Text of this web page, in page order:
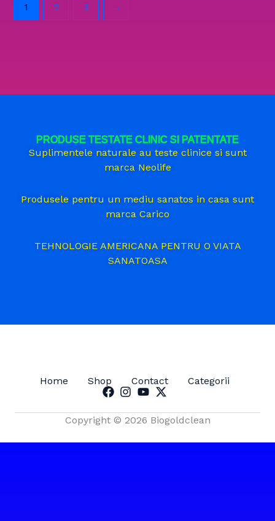
1 2 3 →
PRODUSE TESTATE CLINIC SI PATENTATE
Suplimentele naturale au teste clinice si sunt
marca Neolife
Produsele pentru un mediu sanatos in casa sunt
marca Carico
TEHNOLOGIE AMERICANA PENTRU O VIATA
SANATOASA
Home Shop Contact Categorii
Copyright © 2026 Biogoldclean